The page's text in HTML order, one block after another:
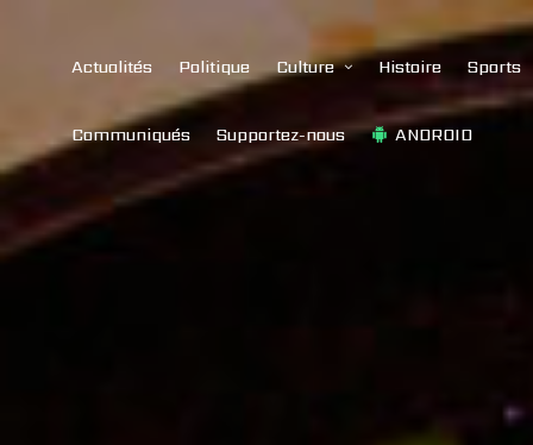
Actualités Politique Culture Histoire Sports
Communiqués Supportez-nous ANDROID